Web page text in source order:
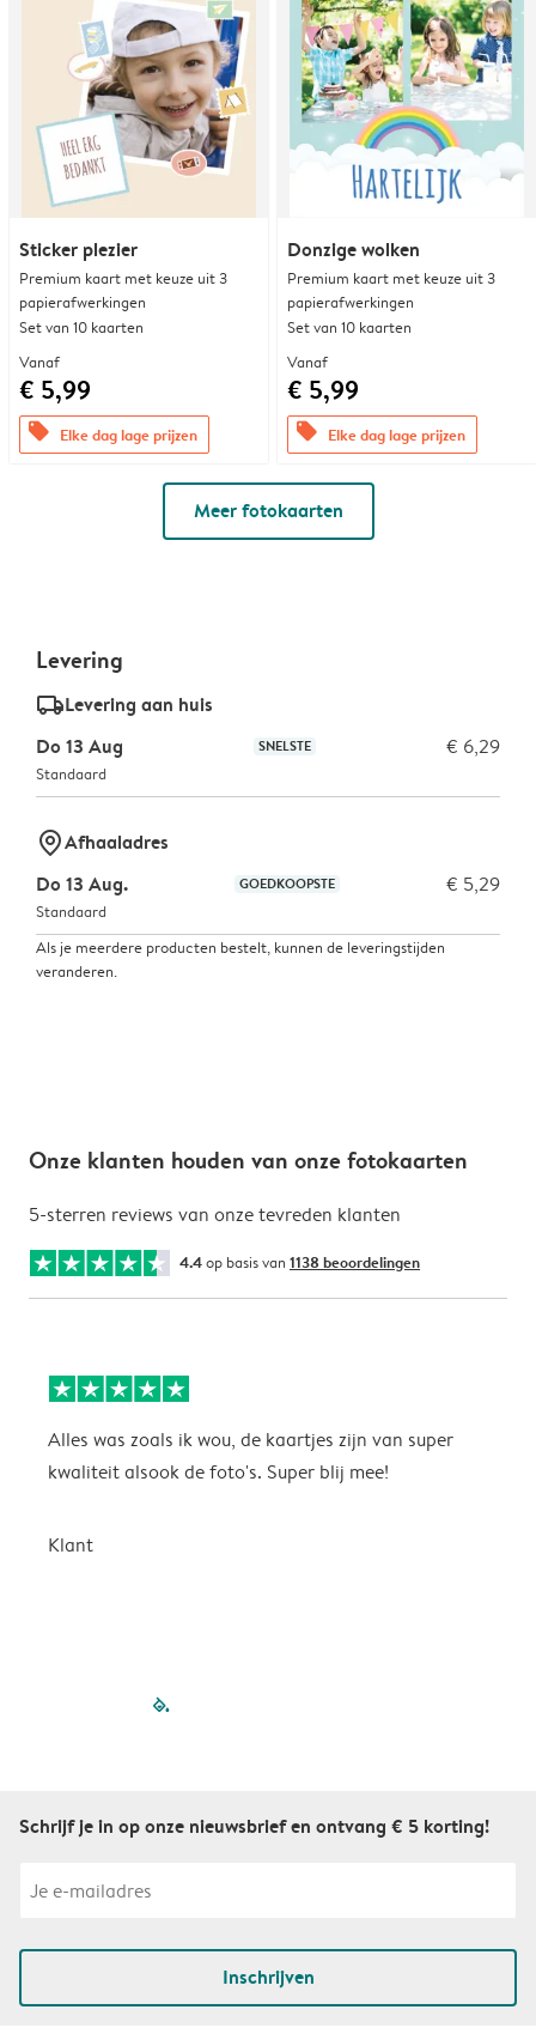
Sticker plezier
Premium kaart met keuze uit 3
papierafwerkingen
Set van 10 kaarten
Vanaf
€ 5,99
offers Elke dag lage prijzen
Donzige wolken
Premium kaart met keuze uit 3
papierafwerkingen
Set van 10 kaarten
Vanaf
€ 5,99
offers Elke dag lage prijzen
Meer fotokaarten
Levering
delivery_standard_v2Levering aan huis
Do 13 Aug
SNELSTE € 6,29
Standaard
marker-pinAfhaaladres
Do 13 Aug.
GOEDKOOPSTE € 5,29
Standaard
Als je meerdere producten bestelt, kunnen de leveringstijden
veranderen.
Onze klanten houden van onze fotokaarten
5-sterren reviews van onze tevreden klanten
4.4op basis van 1138 beoordelingen
Alles was zoals ik wou, de kaartjes zijn van super
kwaliteit alsook de foto's. Super blij mee!
Klant
filled-pagination
Schrijf je in op onze nieuwsbrief en ontvang € 5 korting!
Inschrijven